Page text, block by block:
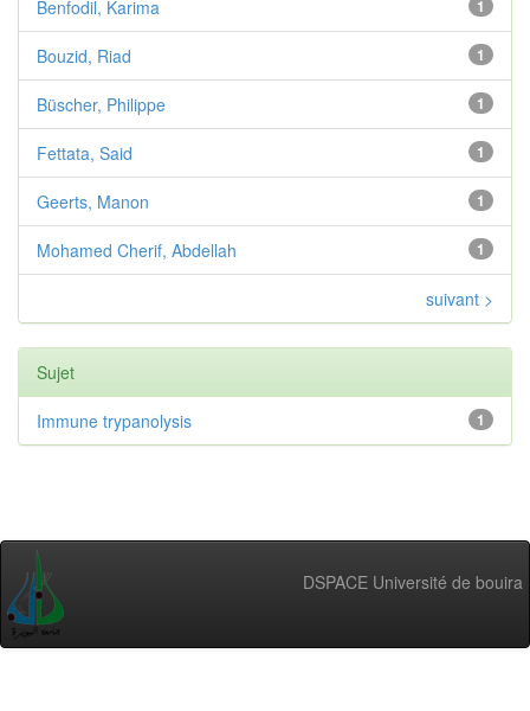
1
Benfodil, Karima
1
Bouzid, Riad
1
Büscher, Philippe
1
Fettata, Said
1
Geerts, Manon
1
Mohamed Cherif, Abdellah
suivant >
Sujet
1
Immune trypanolysis
DSPACE Université de bouira